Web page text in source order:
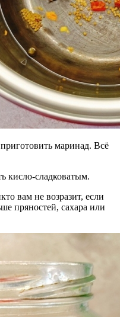
маринад. Всё
кисло-сладковатым.
вам не возразит, если
пряностей, сахара или